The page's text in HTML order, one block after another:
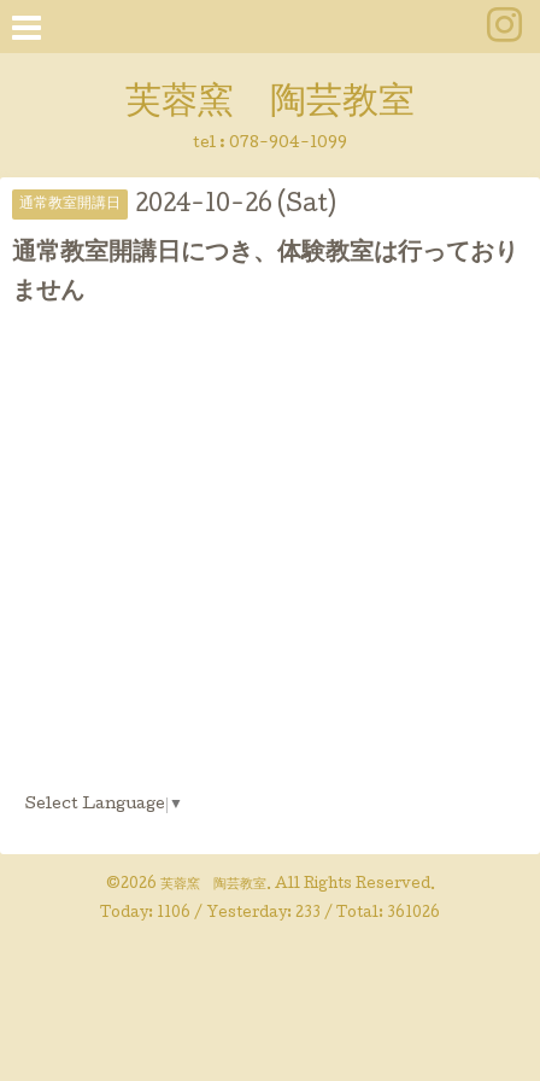
芙蓉窯 陶芸教室
tel : 078-904-1099
通常教室開講日 2024-10-26 (Sat)
通常教室開講日につき、体験教室は行っており
ません
Select Language ▼
©2026 芙蓉窯 陶芸教室. All Rights Reserved.
Today: 1106 / Yesterday: 233 / Total: 361026